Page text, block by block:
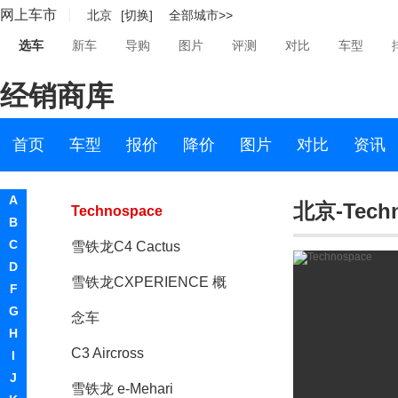
网上车市 北京 [切换] 全部城市>>
选车 新车 导购 图片 评测 对比 车型
经销商库
首页 车型 报价 降价 图片 对比 资讯
A
B
C
D
F
G
H
I
J
雪铁龙Survolt概念车
雪铁龙C4 Aircross
雪铁龙C1
Technospace
雪铁龙C4 Cactus
雪铁龙CXPERIENCE 概
念车
C3 Aircross
雪铁龙 e-Mehari
北京-